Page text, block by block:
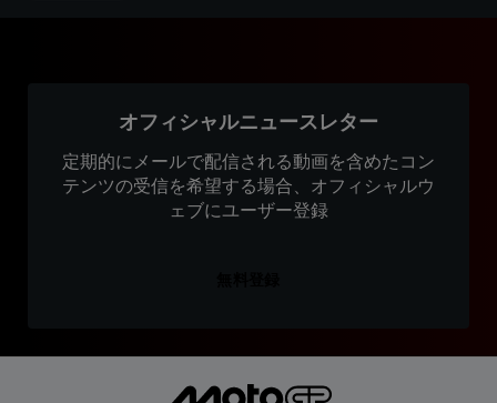
オフィシャルニュースレター
定期的にメールで配信される動画を含めたコン
テンツの受信を希望する場合、オフィシャルウ
ェブにユーザー登録